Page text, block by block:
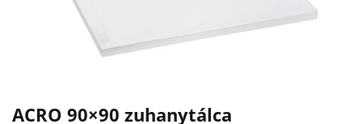
ACRO 90×90 zuhanytálca